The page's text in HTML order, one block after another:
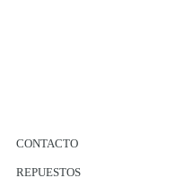
CONTACTO
REPUESTOS